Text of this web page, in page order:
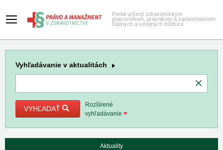
Portál určený zdravotníckym
pracovníkom, právnikom a zamestnancom
štátnych a verejných inštitúcií
Vyhľadávanie v aktualitách
VYHĽADAŤ
Rozšírené
vyhľadávanie
Aktuality